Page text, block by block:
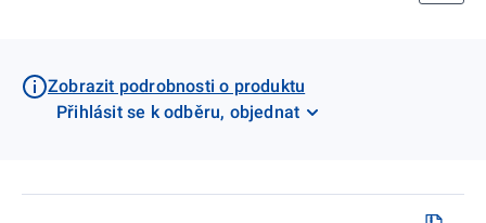
Zobrazit podrobnosti o produktu
Přihlásit se k odběru, objednat